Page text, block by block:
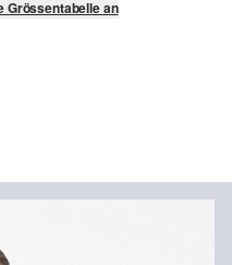
Grössentabelle an
Werktagen per SwissPost